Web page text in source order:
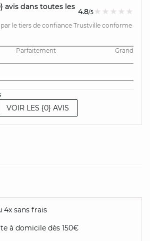
avis dans toutes les
4.8/5
le tiers de confiance Trustville conforme
Parfaitement
Grand
VOIR LES {0} AVIS
4x sans frais
à domicile dès 150€